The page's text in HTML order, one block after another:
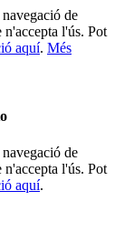
de
n'accepta l'ús. Pot
aquí. Més
de
n'accepta l'ús. Pot
aquí.